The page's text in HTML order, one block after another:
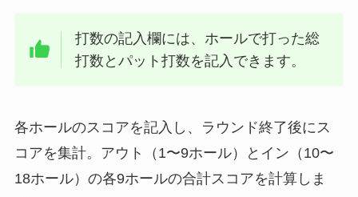
打数の記入欄には、ホールで打った総
打数とパット打数を記入できます。
各ホールのスコアを記入し、ラウンド終了後にス
コアを集計。アウト（1〜9ホール）とイン（10〜
18ホール）の各9ホールの合計スコアを計算しま